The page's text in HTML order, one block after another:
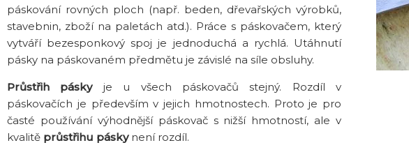
páskování rovných ploch (např. beden, dřevařských výrobků,
stavebnin, zboží na paletách atd.). Práce s páskovačem, který
vytváří bezesponkový spoj je jednoduchá a rychlá. Utáhnutí
pásky na páskovaném předmětu je závislé na síle obsluhy.
Průstřih páskyje u všech páskovačů stejný. Rozdíl v
páskovačích je především v jejich hmotnostech. Proto je pro
časté používání výhodnější páskovač s nižší hmotností, ale v
kvalitě průstřihu páskynení rozdíl.